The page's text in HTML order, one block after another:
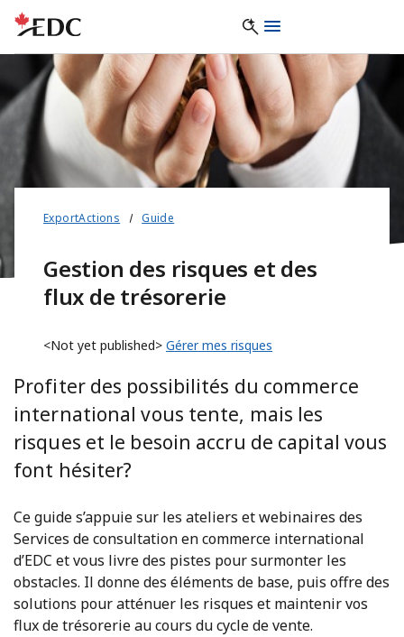
ExportActions Guide
Gestion des risques et des
flux de trésorerie
<Not yet published> Gérer mes risques
Profiter des possibilités du commerce
international vous tente, mais les
risques et le besoin accru de capital vous
font hésiter?
Ce guide s’appuie sur les ateliers et webinaires des
Services de consultation en commerce international
d’EDC et vous livre des pistes pour surmonter les
obstacles. Il donne des éléments de base, puis offre des
solutions pour atténuer les risques et maintenir vos
flux de trésorerie au cours du cycle de vente.